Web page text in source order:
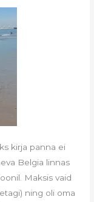
kirja panna ei
Belgia linnas
Maksis vaid
ning oli oma